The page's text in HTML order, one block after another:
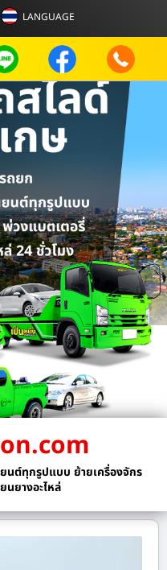
LANGUAGE
นต์ทุกรูปแบบ ย้ายเครื่องจักร
นยางอะไหล่